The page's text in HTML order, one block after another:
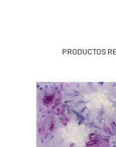
PRODUCTOS